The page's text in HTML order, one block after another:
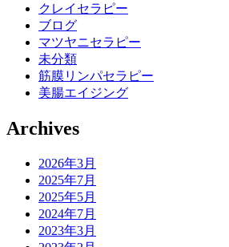
クレイセラピー
ブログ
マツヤニセラピー
未分類
筋膜リンパセラピー
美腸エイジング
Archives
2026年3月
2025年7月
2025年5月
2024年7月
2023年3月